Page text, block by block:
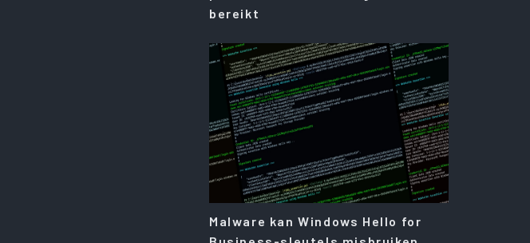
bereikt
Malware kan Windows Hello for